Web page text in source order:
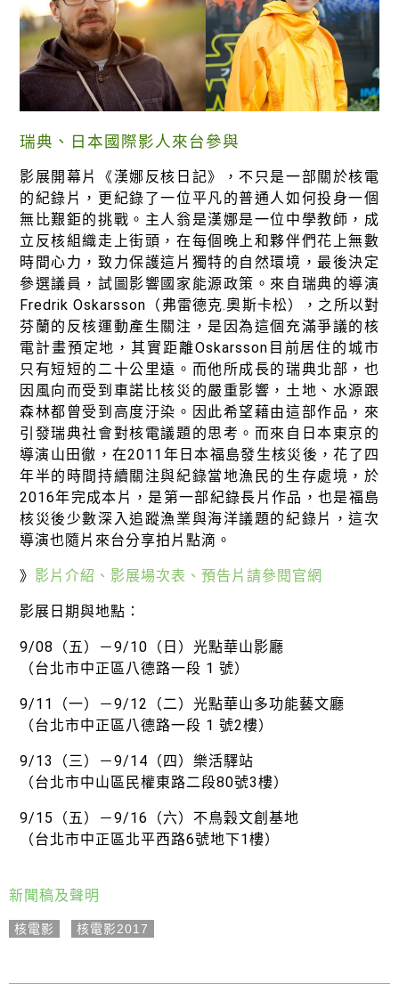
瑞典、日本國際影人來台參與
影展開幕片《漢娜反核日記》，不只是一部關於核電
的紀錄片，更紀錄了一位平凡的普通人如何投身一個
無比艱鉅的挑戰。主人翁是漢娜是一位中學教師，成
立反核組織走上街頭，在每個晚上和夥伴們花上無數
時間心力，致力保護這片獨特的自然環境，最後決定
參選議員，試圖影響國家能源政策。來自瑞典的導演
Fredrik Oskarsson（弗雷德克.奧斯卡松），之所以對
芬蘭的反核運動產生關注，是因為這個充滿爭議的核
電計畫預定地，其實距離Oskarsson目前居住的城市
只有短短的二十公里遠。而他所成長的瑞典北部，也
因風向而受到車諾比核災的嚴重影響，土地、水源跟
森林都曾受到高度汙染。因此希望藉由這部作品，來
引發瑞典社會對核電議題的思考。而來自日本東京的
導演山田徹，在2011年日本福島發生核災後，花了四
年半的時間持續關注與紀錄當地漁民的生存處境，於
2016年完成本片，是第一部紀錄長片作品，也是福島
核災後少數深入追蹤漁業與海洋議題的紀錄片，這次
導演也隨片來台分享拍片點滴。
》 影片介紹、影展場次表、預告片請參閱官網
影展日期與地點：
9/08（五）－9/10（日）光點華山影廳
（台北市中正區八德路一段 1 號）
9/11（一）－9/12（二）光點華山多功能藝文廳
（台北市中正區八德路一段 1 號2樓）
9/13（三）－9/14（四）樂活驛站
（台北市中山區民權東路二段80號3樓）
9/15（五）－9/16（六）不鳥穀文創基地
（台北市中正區北平西路6號地下1樓）
新聞稿及聲明
核電影 核電影2017